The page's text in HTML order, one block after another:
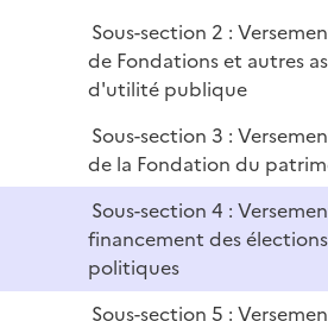
Sous-section 2 :
de Fondations et autres
d'utilité publique
Sous-section 3 :
de la Fondation du
Sous-section 4 :
financement des
politiques
Sous-section 5 :